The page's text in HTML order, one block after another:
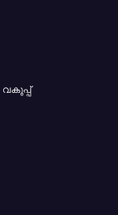
വകുപ്പ്